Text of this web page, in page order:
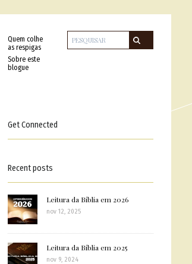
Quem colhe
as respigas
Sobre este
blogue
Get Connected
Recent posts
Leitura da Bíblia em 2026
nov 12, 2025
Leitura da Bíblia em 2025
nov 9, 2024